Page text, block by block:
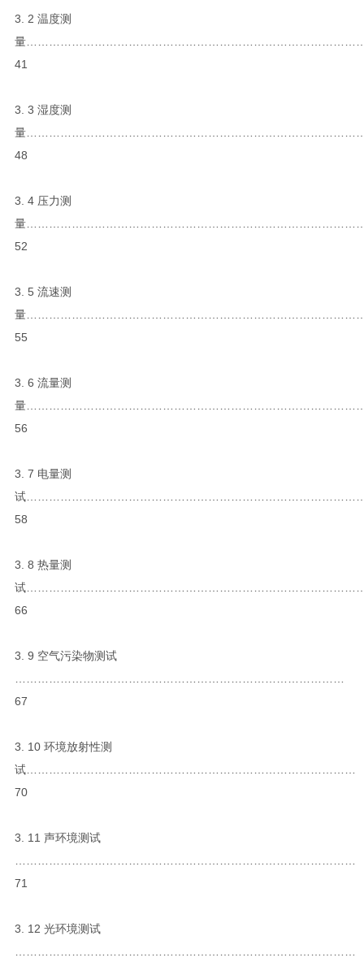
3. 2 温度测
量
41
3. 3 湿度测
量
48
3. 4 压力测
量
52
3. 5 流速测
量
55
3. 6 流量测
量
56
3. 7 电量测
试
58
3. 8 热量测
试
66
3. 9 空气污染物测试
67
3. 10 环境放射性测
试……………………………………………………………………………
70
3. 11 声环境测试
71
3. 12 光环境测试